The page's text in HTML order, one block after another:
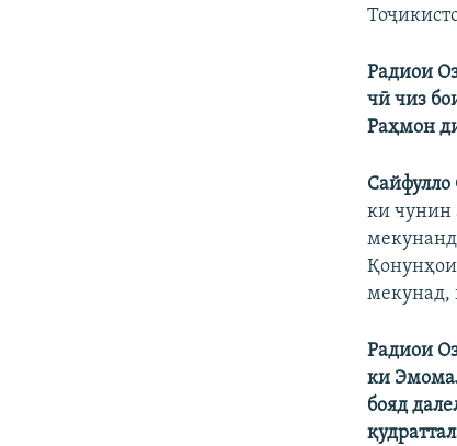
Радиои
чӣ чиз
Раҳмон
Сайфулло
ки чунин
мекунад,
Радиои
ки
бояд